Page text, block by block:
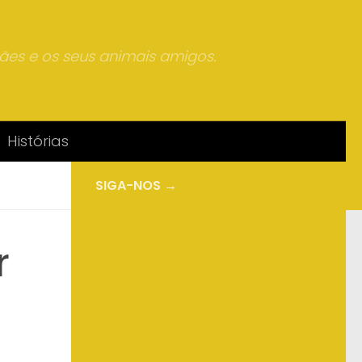
e os seus animais amigos.
Histórias
SIGA-NOS →